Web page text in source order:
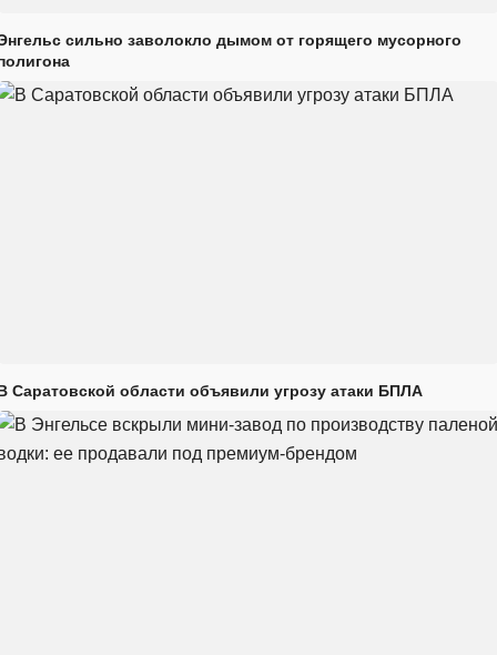
сильно заволокло дымом от горящего мусорного
Саратовской области объявили угрозу атаки БПЛА